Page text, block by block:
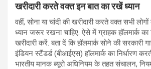
खरीदारी करते वक्‍त इन बात का रखें ध्यान
वहीं, सोना या चांदी की खरीदारी करते वक्‍त सभी
ध्यान जरूर रखना चाहिए. ऐसे में ग्राहक हॉलमार्क
खरीदारी करें. बता दें कि हॉलमार्क सोने की सरकारी
इंडियन स्टैंडर्ड (बीआईएस) हॉलमार्क का निर्धारण
भारतीय मानक ब्यूरो अधिनियम के तहत संचालन,